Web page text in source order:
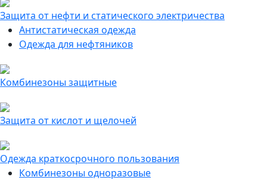
Защита от нефти и статического электричества
Антистатическая одежда
Одежда для нефтяников
Комбинезоны защитные
Защита от кислот и щелочей
Одежда краткосрочного пользования
Комбинезоны одноразовые